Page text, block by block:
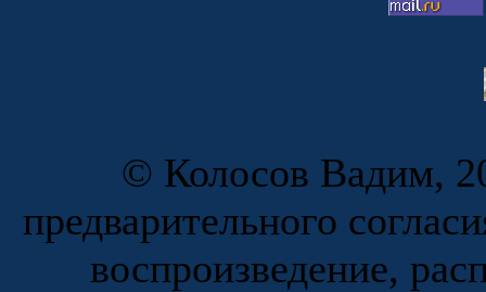
© Колосов Вадим,
предварительного
воспроизведение,